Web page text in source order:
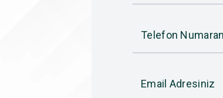
Telefon
Email Adresiniz